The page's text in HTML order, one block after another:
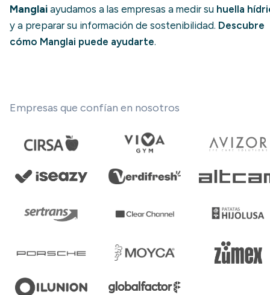
Manglai ayudamos a las empresas a medir su huella
y a preparar su información de sostenibilidad. Descubre
cómo Manglai puede ayudarte.
Empresas que confían en nosotros